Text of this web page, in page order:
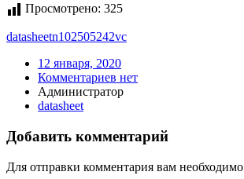
Просмотрено: 325
datasheetn102505242vc
12 января, 2020
Комментариев нет
Администратор
datasheet
Добавить комментарий
Для отправки комментария вам необходимо